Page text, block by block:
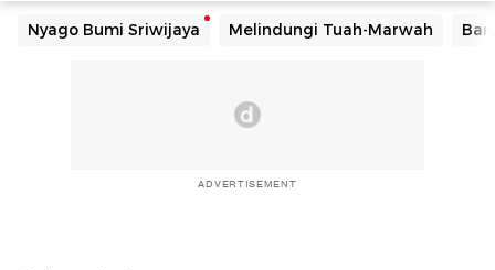
Nyago Bumi Sriwijaya Melindungi Tuah-Marwah
ADVERTISEMENT